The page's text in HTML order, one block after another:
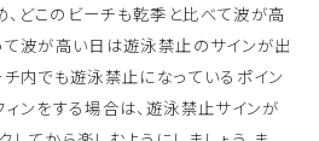
どこのビーチも乾季と比べて波が高
て波が高い日は遊泳禁止のサインが出
チ内でも遊泳禁止になっているポイン
ィンをする場合は、遊泳禁止サインが